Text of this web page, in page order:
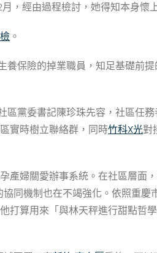
，經由過程檢討，她得知本身懷
。
養保險的掉業職員，知足基礎前提
區黨委書記陳珍珠先容，社區任務
實時樹立聯絡群，同時竹科X光對
產婦關愛辦事系統。在社區層面
同機制也在不竭強化。依照重慶
打算用來「與林天秤進行甜點哲